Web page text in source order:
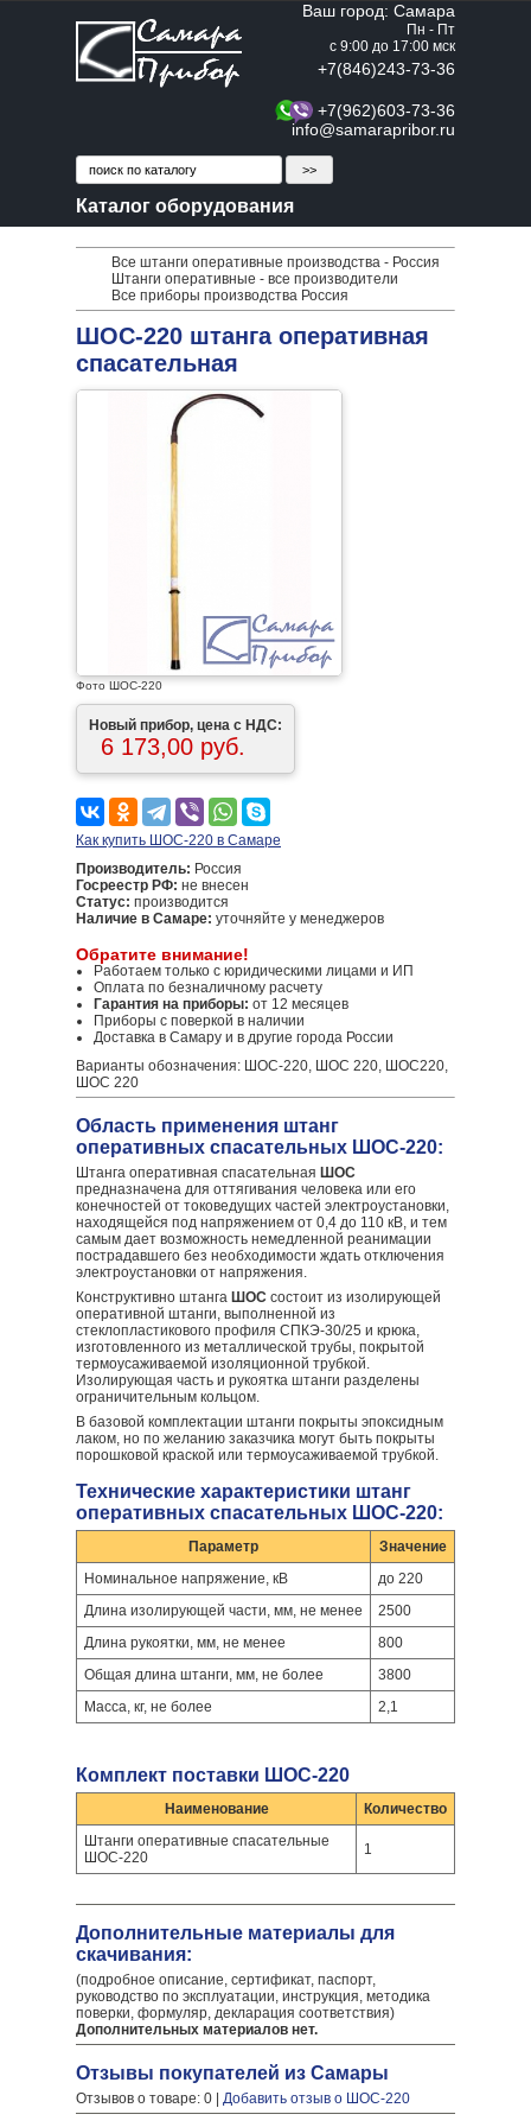
Ваш город: Самара
Пн - Пт
с 9:00 до 17:00 мск
+7(846)243-73-36
+7(962)603-73-36
info@samarapribor.ru
Каталог оборудования
Все штанги оперативные производства - Россия
Штанги оперативные - все производители
Все приборы производства Россия
ШОС-220 штанга оперативная
спасательная
Фото ШОС-220
Новый прибор, цена с НДС:
6 173,00 руб.
Как купить ШОС-220 в Самаре
Производитель: Россия
Госреестр РФ: не внесен
Статус: производится
Наличие в Самаре: уточняйте у менеджеров
Обратите внимание!
Работаем только с юридическими лицами и ИП
Оплата по безналичному расчету
Гарантия на приборы: от 12 месяцев
Приборы с поверкой в наличии
Доставка в Самару и в другие города России
Варианты обозначения: ШОС-220, ШОС 220, ШОС220,
ШОС 220
Область применения штанг
оперативных спасательных ШОС-220:
Штанга оперативная спасательная ШОС
предназначена для оттягивания человека или его
конечностей от токоведущих частей электроустановки,
находящейся под напряжением от 0,4 до 110 кВ, и тем
самым дает возможность немедленной реанимации
пострадавшего без необходимости ждать отключения
электроустановки от напряжения.
Конструктивно штанга ШОС состоит из изолирующей
оперативной штанги, выполненной из
стеклопластикового профиля СПКЭ-30/25 и крюка,
изготовленного из металлической трубы, покрытой
термоусаживаемой изоляционной трубкой.
Изолирующая часть и рукоятка штанги разделены
ограничительным кольцом.
В базовой комплектации штанги покрыты эпоксидным
лаком, но по желанию заказчика могут быть покрыты
порошковой краской или термоусаживаемой трубкой.
Технические характеристики штанг
оперативных спасательных ШОС-220:
Параметр
Значение
Номинальное напряжение, кВ
до 220
Длина изолирующей части, мм, не менее
2500
Длина рукоятки, мм, не менее
800
Общая длина штанги, мм, не более
3800
Масса, кг, не более
2,1
Комплект поставки ШОС-220
Наименование
Количество
Штанги оперативные спасательные
ШОС-220
1
Дополнительные материалы для
скачивания:
(подробное описание, сертификат, паспорт,
руководство по эксплуатации, инструкция, методика
поверки, формуляр, декларация соответствия)
Дополнительных материалов нет.
Отзывы покупателей из Самары
Отзывов о товаре: 0 | Добавить отзыв о ШОС-220